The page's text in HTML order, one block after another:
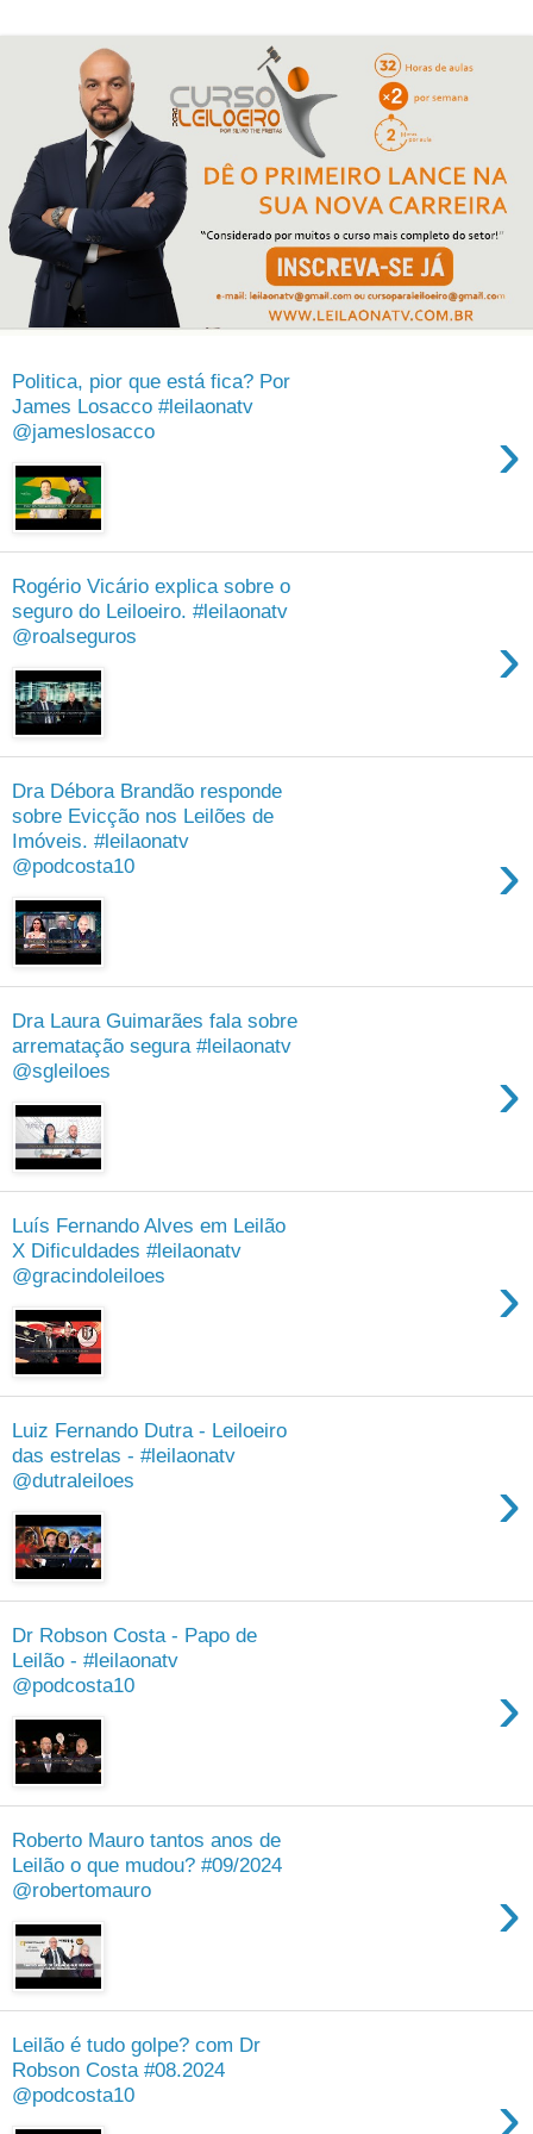
Politica, pior que está fica? Por
James Losacco #leilaonatv
@jameslosacco
›
Rogério Vicário explica sobre o
seguro do Leiloeiro. #leilaonatv
@roalseguros
›
Dra Débora Brandão responde
sobre Evicção nos Leilões de
Imóveis. #leilaonatv
@podcosta10
›
Dra Laura Guimarães fala sobre
arrematação segura #leilaonatv
@sgleiloes
›
Luís Fernando Alves em Leilão
X Dificuldades #leilaonatv
@gracindoleiloes
›
Luiz Fernando Dutra - Leiloeiro
das estrelas - #leilaonatv
@dutraleiloes
›
Dr Robson Costa - Papo de
Leilão - #leilaonatv
@podcosta10
›
Roberto Mauro tantos anos de
Leilão o que mudou? #09/2024
@robertomauro
›
Leilão é tudo golpe? com Dr
Robson Costa #08.2024
@podcosta10
›